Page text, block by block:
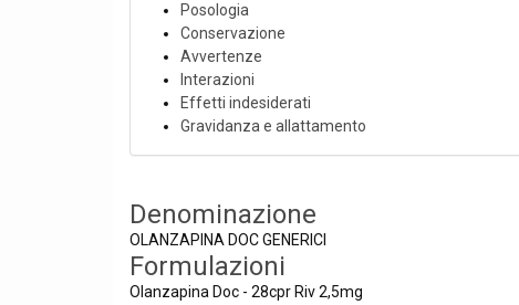
Posologia
Conservazione
Avvertenze
Interazioni
Effetti indesiderati
Gravidanza e allattamento
Denominazione
OLANZAPINA DOC GENERICI
Formulazioni
Olanzapina Doc - 28cpr Riv 2,5mg